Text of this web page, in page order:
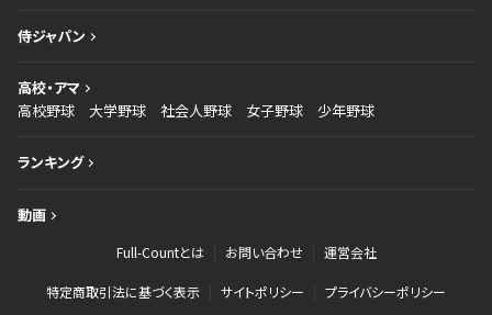
侍ジャパン
高校・アマ
高校野球
大学野球 社会人野球 女子野球 少年野球
ランキング
動画
Full-Countとは お問い合わせ 運営会社
特定商取引法に基づく表示 サイトポリシー プライバシーポリシー